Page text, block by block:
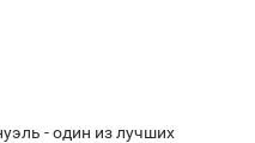
- один из лучших